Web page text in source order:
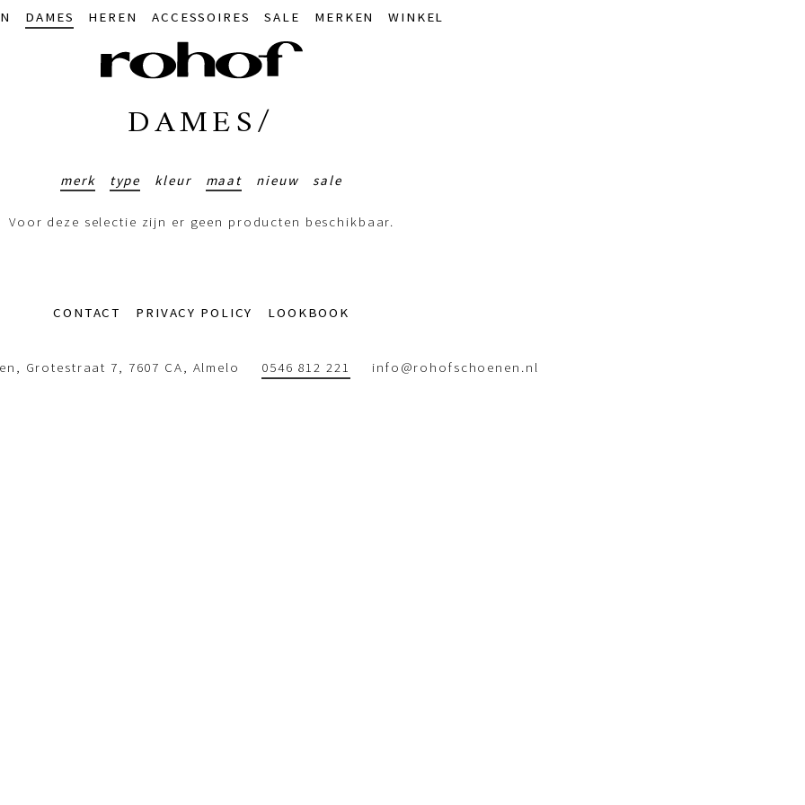
DAMES HEREN ACCESSOIRES SALE MERKEN WINKEL
DAMES/
merk type kleur maat nieuw sale
Voor deze selectie zijn er geen producten beschikbaar.
CONTACT PRIVACY POLICY LOOKBOOK
Grotestraat 7, 7607 CA, Almelo 0546 812 221 info@rohofschoenen.nl